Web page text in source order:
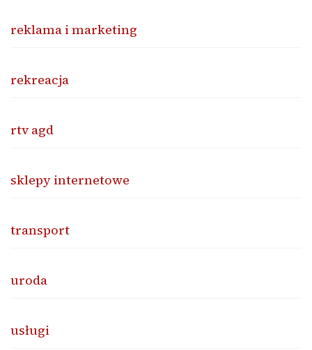
reklama i marketing
rekreacja
rtv agd
sklepy internetowe
transport
uroda
usługi